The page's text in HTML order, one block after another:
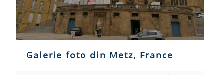
Galerie foto din Metz, France